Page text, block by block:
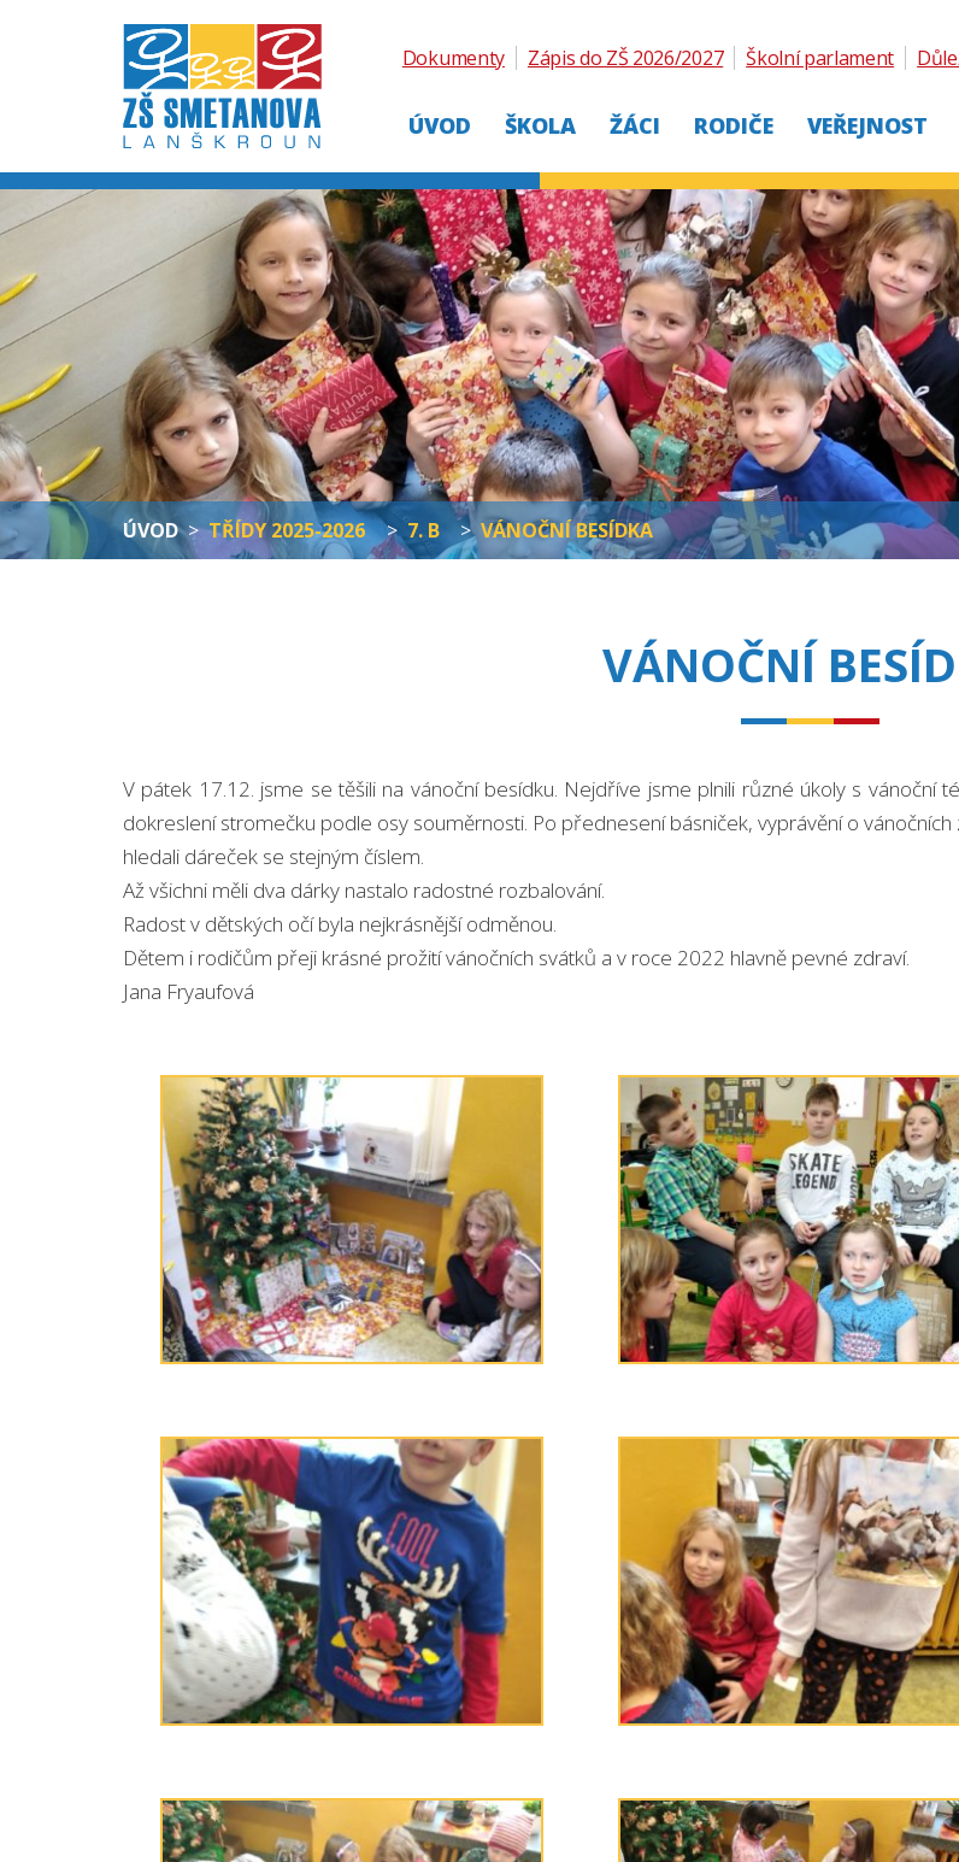
ÚVOD ŠKOLA ŽÁCI RODIČE VEŘEJNOST
Dokumenty Zápis do ZŠ 2026/2027 Školní parlament
ÚVOD > TŘÍDY 2025-2026 > 7. B > VÁNOČNÍ BESÍDKA
VÁNOČNÍ
V pátek 17.12. jsme se těšili na vánoční besídku. Nejdříve jsme plnili různé úkoly s vánoční
dokreslení stromečku podle osy souměrnosti. Po přednesení básniček, vyprávění o vánočních
hledali dáreček se stejným číslem.
Až všichni měli dva dárky nastalo radostné rozbalování.
Radost v dětských očí byla nejkrásnější odměnou.
Dětem i rodičům přeji krásné prožití vánočních svátků a v roce 2022 hlavně pevné zdraví.
Jana Fryaufová